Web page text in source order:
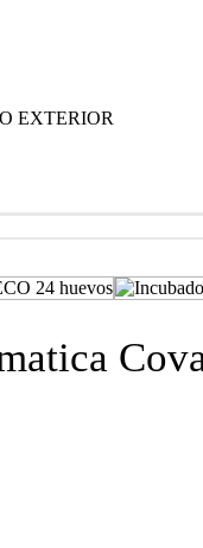
EXTERIOR